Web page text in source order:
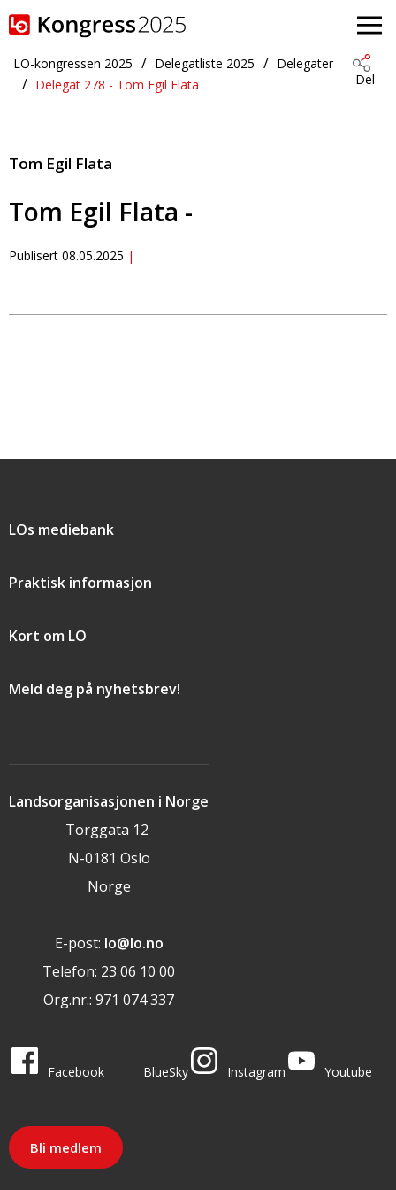
Gå til hovedinnhold
LO-kongressen 2025 Delegatliste 2025
Delegater
Delegat 278 - Tom Egil Flata
Del
Tom Egil Flata
Tom Egil Flata -
Publisert 08.05.2025
Landsorganisasjonen i Norge
Torggata 12
N-0181 Oslo
Norge
E-post: lo@lo.no
Telefon: 23 06 10 00
Org.nr.: 971 074 337
Snarveier
LOs mediebank
Praktisk informasjon
Kort om LO
Meld deg på nyhetsbrev!
LO i sosiale medier
Facebook
BlueSky
Instagram
Youtube
Bli medlem